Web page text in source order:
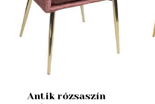
Antik rózsaszín